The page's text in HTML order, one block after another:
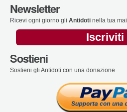
Newsletter
Ricevi ogni giorno gli Antidoti nella tua mail
Iscriviti
Sostieni
Sostieni gli Antidoti con una donazione